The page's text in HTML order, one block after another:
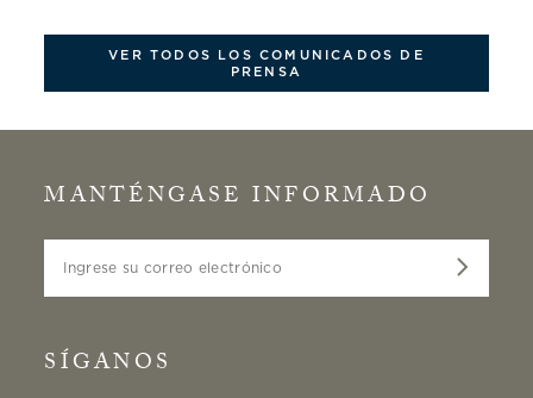
VER TODOS LOS COMUNICADOS DE
PRENSA
MANTÉNGASE INFORMADO
SÍGANOS